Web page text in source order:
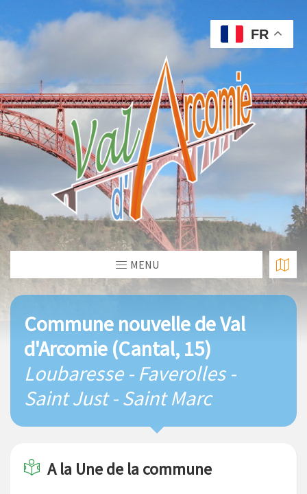
MENU
Commune nouvelle de Val
d'Arcomie (Cantal, 15)
Loubaresse - Faverolles -
Saint Just - Saint Marc
A la Unede la commune
FR